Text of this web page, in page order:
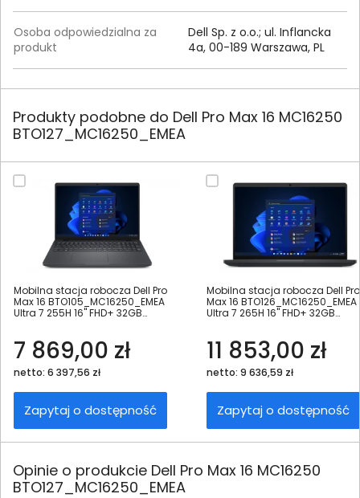
Osoba odpowiedzialna za
produkt
Dell Sp. z o.o.; ul. Inflancka
4a, 00-189 Warszawa, PL
Produkty podobne do Dell Pro Max 16 MC16250
BTO127_MC16250_EMEA
Mobilna stacja robocza Dell Pro
Max 16 BTO105_MC16250_EMEA
Ultra 7 255H 16" FHD+ 32GB
7 869,00 zł
netto: 6 397,56 zł
Zapytaj o dostępność
Mobilna stacja robocza Dell Pro
Max 16 BTO126_MC16250_EMEA
Ultra 7 265H 16" FHD+ 32GB
11 853,00 zł
netto: 9 636,59 zł
Zapytaj o dostępność
Opinie o produkcie Dell Pro Max 16 MC16250
BTO127_MC16250_EMEA